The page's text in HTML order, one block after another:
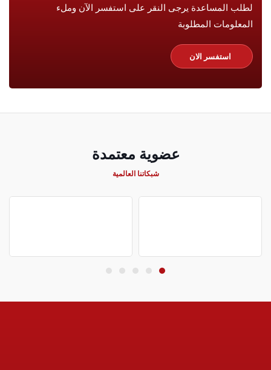
لطلب المساعدة يرجى النقر على استفسر الآن وملء
المعلومات المطلوبة
استفسر الان
عضوية معتمدة
شبكاتنا العالمية